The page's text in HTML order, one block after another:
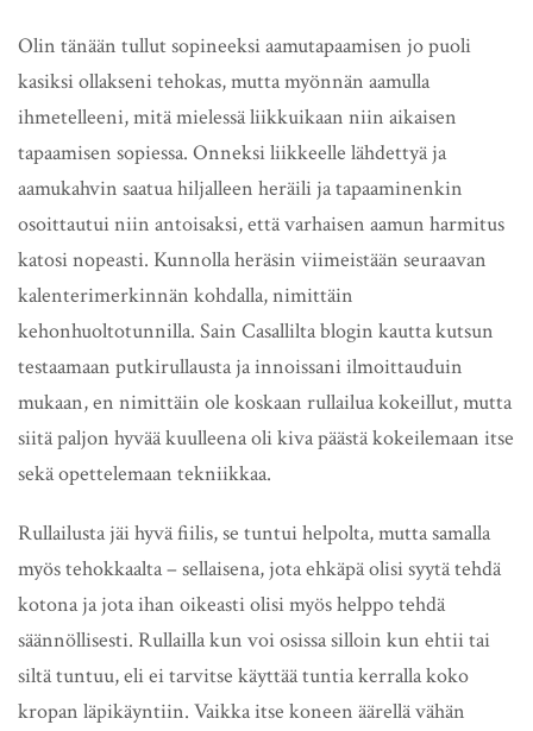
Olin tänään tullut sopineeksi aamutapaamisen jo puoli
kasiksi ollakseni tehokas, mutta myönnän aamulla
ihmetelleeni, mitä mielessä liikkuikaan niin aikaisen
tapaamisen sopiessa. Onneksi liikkeelle lähdettyä ja
aamukahvin saatua hiljalleen heräili ja tapaaminenkin
osoittautui niin antoisaksi, että varhaisen aamun harmitus
katosi nopeasti. Kunnolla heräsin viimeistään seuraavan
kalenterimerkinnän kohdalla, nimittäin
kehonhuoltotunnilla. Sain Casallilta blogin kautta kutsun
testaamaan putkirullausta ja innoissani ilmoittauduin
mukaan, en nimittäin ole koskaan rullailua kokeillut, mutta
siitä paljon hyvää kuulleena oli kiva päästä kokeilemaan itse
sekä opettelemaan tekniikkaa.
Rullailusta jäi hyvä fiilis, se tuntui helpolta, mutta samalla
myös tehokkaalta – sellaisena, jota ehkäpä olisi syytä tehdä
kotona ja jota ihan oikeasti olisi myös helppo tehdä
säännöllisesti. Rullailla kun voi osissa silloin kun ehtii tai
siltä tuntuu, eli ei tarvitse käyttää tuntia kerralla koko
kropan läpikäyntiin. Vaikka itse koneen äärellä vähän